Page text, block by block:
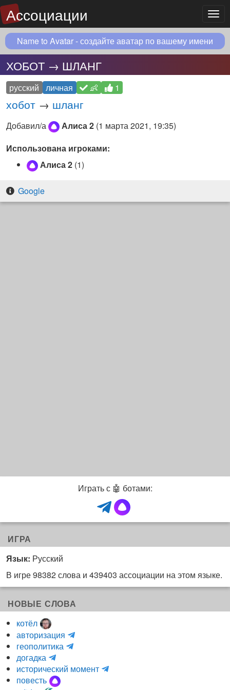
Ассоциации
Name to Avatar - создайте аватар по вашему имени
ХОБОТ → ШЛАНГ
русский личная 👶 1
хобот → шланг
Добавил/а Алиса 2 (1 марта 2021, 19:35)
Использована игроками:
Алиса 2 (1)
Google
Играть с 🤖 ботами:
ИГРА
Язык: Русский
В игре 98382 слова и 439403 ассоциации на этом языке.
НОВЫЕ СЛОВА
котёл
авторизация
и
о
геополитика
H
d
догадка
m
a
r
исторический момент
и
повесть